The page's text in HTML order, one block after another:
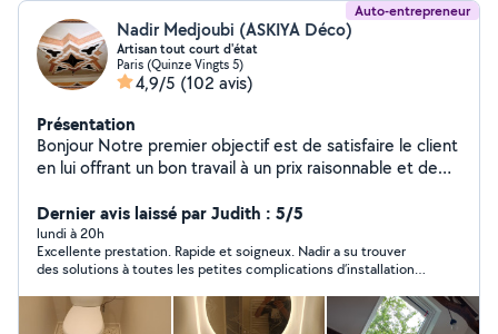
Auto-entrepreneur
Nadir Medjoubi (ASKIYA Déco)
Artisan tout court d'état
Paris (Quinze Vingts 5)
4,9/5 (102 avis)
Présentation
Bonjour Notre premier objectif est de satisfaire le client
en lui offrant un bon travail à un prix raisonnable et de
conquérir un nouveau client nous sommes à votre
service à toute moment n'hésitez pas à nous contacter
Dernier avis laissé par Judith : 5/5
lundi à 20h
Excellente prestation. Rapide et soigneux. Nadir a su trouver
des solutions à toutes les petites complications d’installation
toutes mes exigences. Merci Nadir!